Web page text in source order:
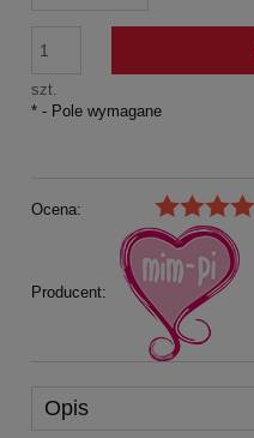
szt.
* - Pole wymagane
Ocena:
Producent:
Opis